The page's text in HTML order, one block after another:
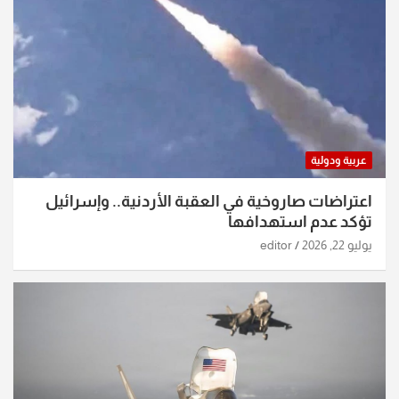
عربية ودولية
اعتراضات صاروخية في العقبة الأردنية.. وإسرائيل
تؤكد عدم استهدافها
يوليو 22, 2026 editor